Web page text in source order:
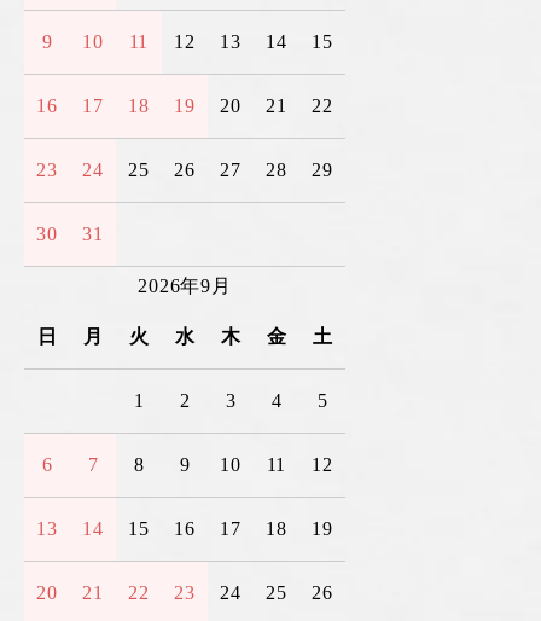
9 10 11 12 13 14 15
16 17 18 19 20 21 22
23 24 25 26 27 28 29
30 31
2026年9月
日 月 火 水 木 金 土
1 2 3 4 5
6 7 8 9 10 11 12
13 14 15 16 17 18 19
20 21 22 23 24 25 26